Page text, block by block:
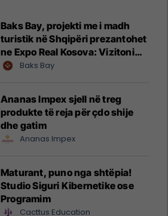
Baks Bay, projekti me i madh
turistik në Shqipëri prezantohet
ne Expo Real Kosova: Vizitoni
shtandin dhe zbuloni
Baks Bay
Ananas Impex sjell në treg
produkte të reja për çdo shije
dhe gatim
Ananas Impex
Maturant, puno nga shtëpia!
Studio Siguri Kibernetike ose
Programim
Cacttus Education